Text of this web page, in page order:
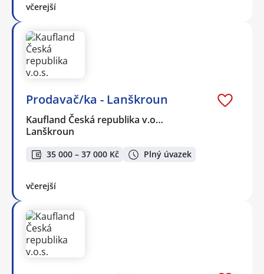
včerejší
Prodavač/ka - Lanškroun
Kaufland Česká republika v.o…
Lanškroun
35 000 – 37 000 Kč Plný úvazek
včerejší